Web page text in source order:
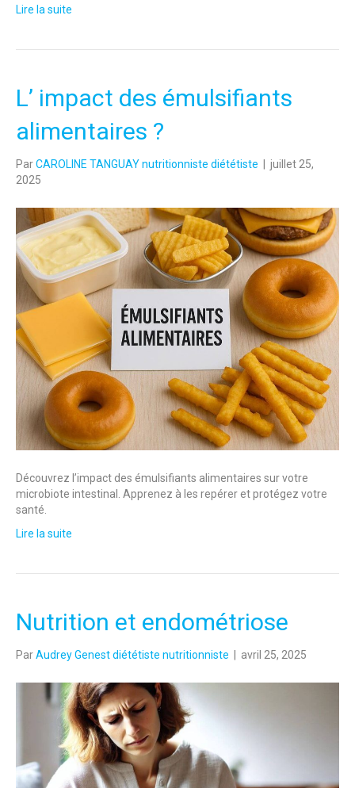
Lire la suite
L’ impact des émulsifiants
alimentaires ?
ParCAROLINE TANGUAY nutritionniste diététiste
juillet 25,
2025
Découvrez l’impact des émulsifiants alimentaires sur votre
microbiote intestinal. Apprenez à les repérer et protégez votre
santé.
Lire la suite
Nutrition et endométriose
ParAudrey Genest diététiste nutritionniste avril 25, 2025